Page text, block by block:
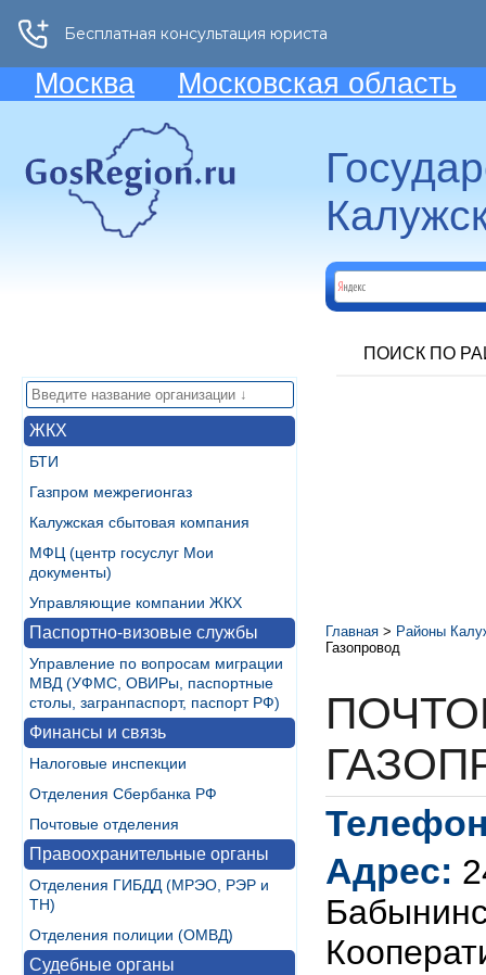
Москва Московская область
ПОИСК ПО
ЖКХ
БТИ
Газпром межрегионгаз
Калужская сбытовая компания
МФЦ (центр госуслуг Мои
документы)
Управляющие компании ЖКХ
Паспортно-визовые службы
Управление по вопросам миграции
МВД (УФМС, ОВИРы, паспортные
столы, загранпаспорт, паспорт РФ)
Финансы и связь
Налоговые инспекции
Отделения Сбербанка РФ
Почтовые отделения
Правоохранительные органы
Отделения ГИБДД (МРЭО, РЭР и
ТН)
Отделения полиции (ОМВД)
Судебные органы
Главная > Районы
Газопровод
Адрес: